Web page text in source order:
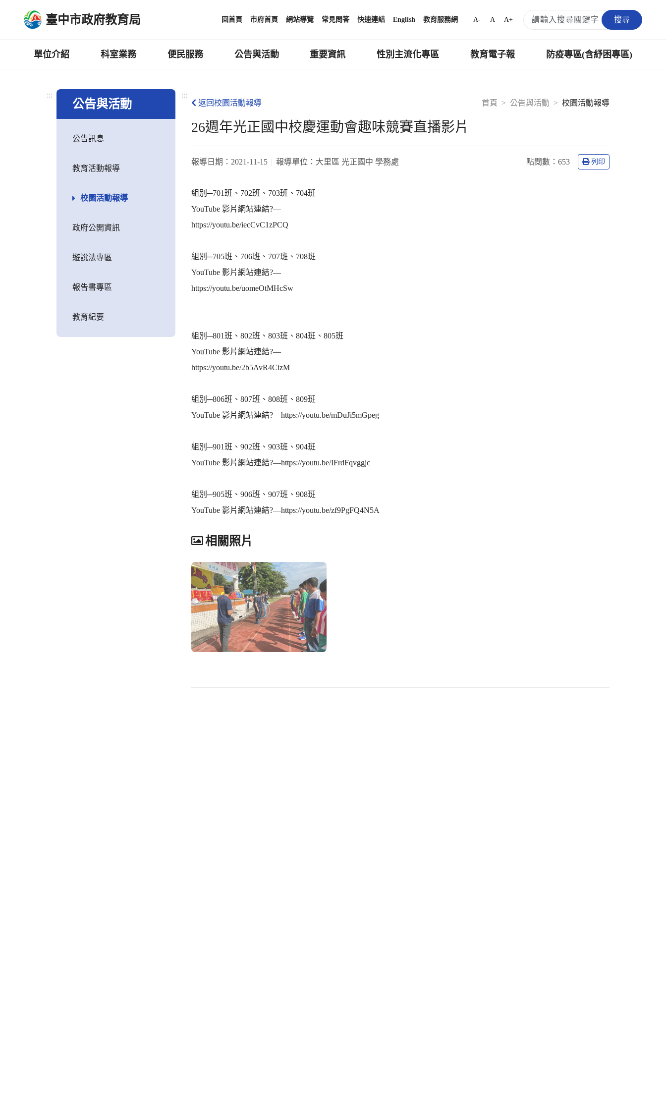
臺中市政府教育局 回首頁 市府首頁 網站導覽 常見問答 快速連結 English 教育服務網 A- A A+ 搜尋
單位介紹 科室業務 便民服務 公告與活動 重要資訊 性別主流化專區 教育電子報 防疫專區(含紓困專區)
:::
公告與活動
公告訊息
教育活動報導
校園活動報導
政府公開資訊
遊說法專區
報告書專區
教育紀要
:::
首頁
公告與活動 校園活動報導
返回校園活動報導
26週年光正國中校慶運動會趣味競賽直播影片
報導日期： 2021-11-15 報導單位： 大里區 光正國中 學務處 點閱數： 653 列印
組別─701班、702班、703班、704班
YouTube 影片網站連結?—
https://youtu.be/iecCvC1zPCQ
組別─705班、706班、707班、708班
YouTube 影片網站連結?—
https://youtu.be/uomeOtMHcSw
組別─801班、802班、803班、804班、805班
YouTube 影片網站連結?—
https://youtu.be/2b5AvR4CizM
組別─806班、807班、808班、809班
YouTube 影片網站連結?—https://youtu.be/mDuJi5mGpeg
組別─901班、902班、903班、904班
YouTube 影片網站連結?—https://youtu.be/IFrdFqvggjc
組別─905班、906班、907班、908班
YouTube 影片網站連結?—https://youtu.be/zf9PgFQ4N5A
相關照片